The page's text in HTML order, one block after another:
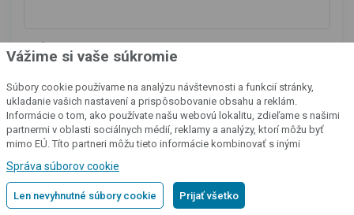
Správa
Vážime si vaše súkromie
Súbory cookie používame na analýzu návštevnosti a funkcií stránky,
ukladanie vašich nastavení a prispôsobovanie obsahu a reklám.
Informácie o tom, ako používate našu webovú lokalitu, zdieľame s našimi
partnermi v oblasti sociálnych médií, reklamy a analýzy, ktorí môžu byť
mimo EÚ. Títo partneri môžu tieto informácie kombinovať s inými
používania ich služieb.Podrobné informácie
Správa súborov cookie
Len nevyhnutné súbory cookie Prijať všetko